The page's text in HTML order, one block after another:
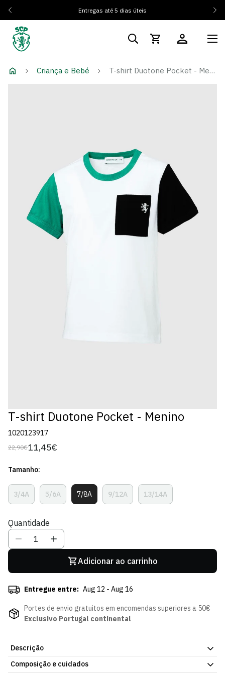
Entregas até 5 dias úteis
Criança e Bebé T-shirt Duotone Pocket - Menino
T-shirt Duotone Pocket - Menino
1020123917
Preço
22,90€
Preço
venda
11,45€
Tamanho:
3/4AVariante
Esgotada
Indisponível
5/6AVariante
Esgotada
7/8AVariante
Esgotada
9/12AVariante
Esgotada
13/14AVariante
Esgotada
Quantidade
Adicionar ao carrinho
Entregue entre: Aug 12 - Aug 16
Portes de envio gratuitos em encomendas superiores a 50€
Exclusivo Portugal continental
Descrição
T-shirt Duotone Pocket - Menino. Corte simples, para o dia a dia.
Composição e cuidados